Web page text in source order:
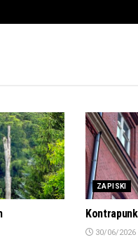
ZAPISKI
30/06/2026